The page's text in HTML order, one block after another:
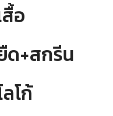
สื้อ
ด+สกรีน
ลโก้